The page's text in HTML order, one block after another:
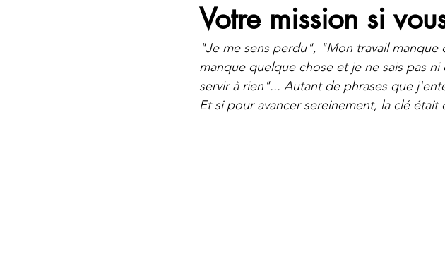
Votre mission si
"Je me sens perdu", "Mon travail
manque quelque chose et je ne sais pas
servir à rien"... Autant de phrases que
Et si pour avancer sereinement, la clé était